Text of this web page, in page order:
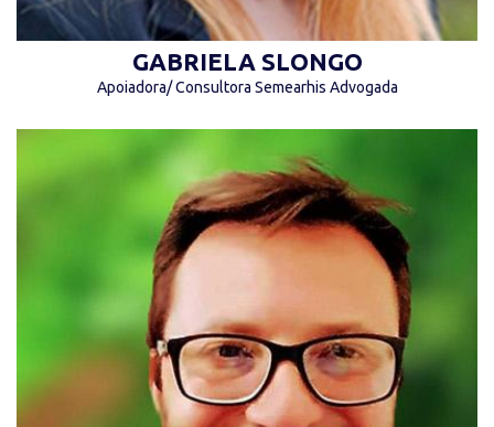
GABRIELA SLONGO
Apoiadora/ Consultora Semearhis Advogada
“Unidos estamos além das limitações
humanas” (Autor desconhecido)